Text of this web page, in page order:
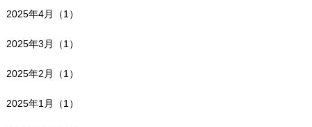
2025年4月（1）
2025年3月（1）
2025年2月（1）
2025年1月（1）